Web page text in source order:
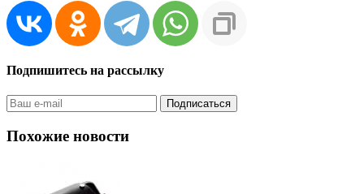
Подпишитесь на рассылку
Похожие новости